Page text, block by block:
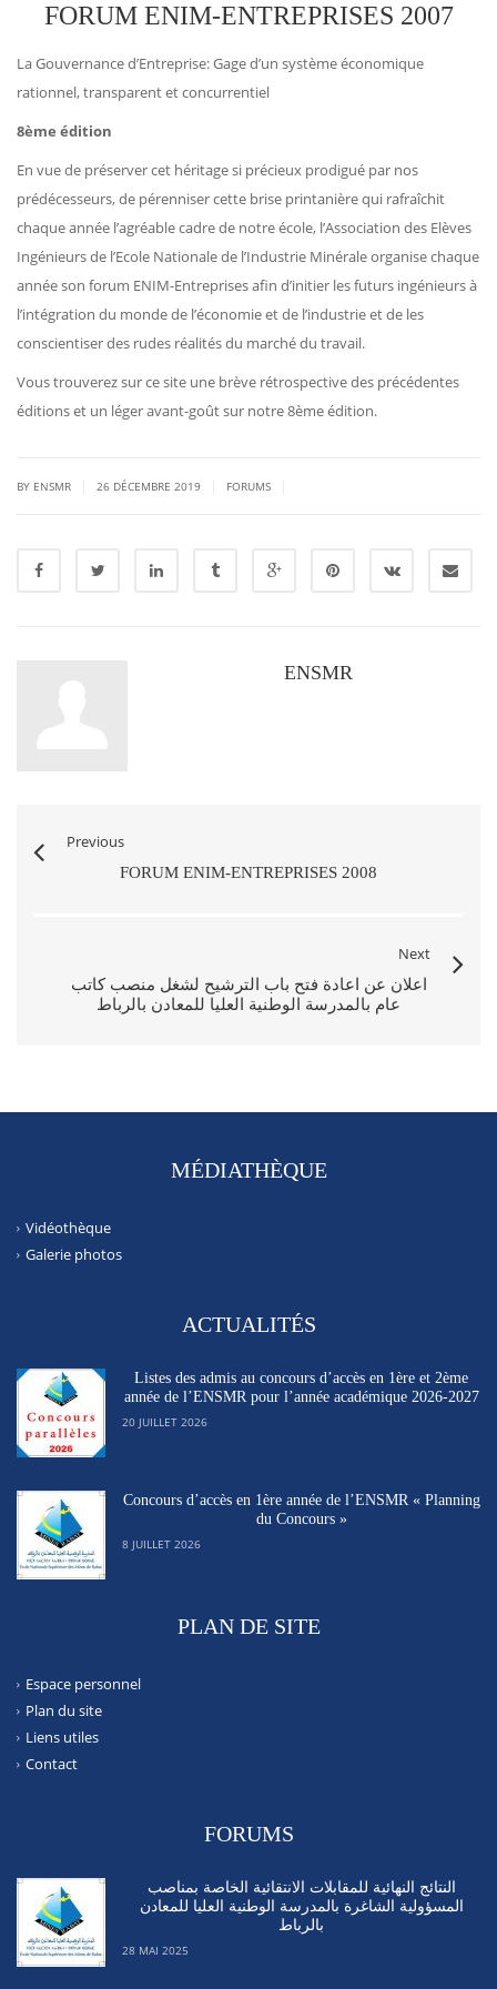
FORUM ENIM-ENTREPRISES 2007
La Gouvernance d’Entreprise: Gage d’un système économique
rationnel, transparent et concurrentiel
8ème édition
En vue de préserver cet héritage si précieux prodigué par nos
prédécesseurs, de pérenniser cette brise printanière qui rafraîchit
chaque année l’agréable cadre de notre école, l’Association des Elèves
Ingénieurs de l’Ecole Nationale de l’Industrie Minérale organise chaque
année son forum ENIM-Entreprises afin d’initier les futurs ingénieurs à
l’intégration du monde de l’économie et de l’industrie et de les
conscientiser des rudes réalités du marché du travail.
Vous trouverez sur ce site une brève rétrospective des précédentes
éditions et un léger avant-goût sur notre 8ème édition.
BY ENSMR 26 DÉCEMBRE 2019 FORUMS
ENSMR
Previous
FORUM ENIM-ENTREPRISES 2008
Next
اعلان عن اعادة فتح باب الترشيح لشغل منصب كاتب
عام بالمدرسة الوطنية العليا للمعادن بالرباط
MÉDIATHÈQUE
Vidéothèque
Galerie photos
ACTUALITÉS
Listes des admis au concours d’accès en 1ère et 2ème
année de l’ENSMR pour l’année académique 2026-2027
20 JUILLET 2026
Concours d’accès en 1ère année de l’ENSMR « Planning
du Concours »
8 JUILLET 2026
PLAN DE SITE
Espace personnel
Plan du site
Liens utiles
Contact
FORUMS
النتائج النهائية للمقابلات الانتقائية الخاصة بمناصب
المسؤولية الشاغرة بالمدرسة الوطنية العليا للمعادن
بالرباط
28 MAI 2025